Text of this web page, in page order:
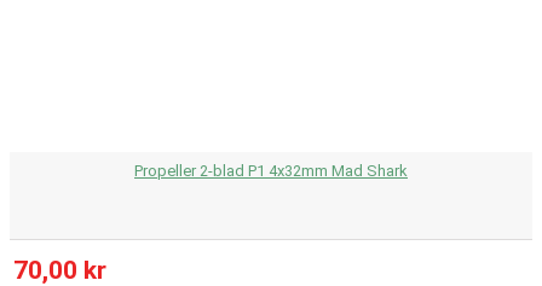
Propeller 2-blad P1 4x32mm Mad Shark
70,00 kr